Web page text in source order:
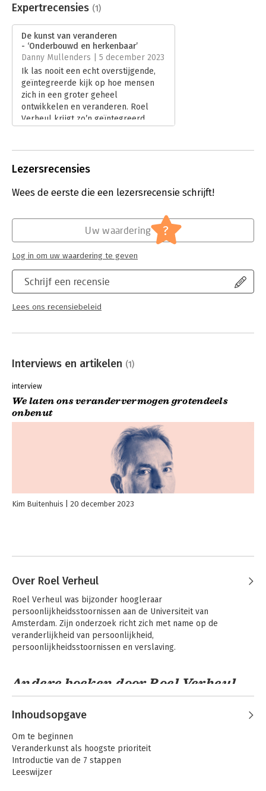
Bestandsformaat:
epub
Uitgever:
Druk:
1
Verschijningsdatum:
19-10-2023
Hoofdrubriek: Persoonlijke effectiviteit
Expertrecensies (1)
De kunst van veranderen
- ‘Onderbouwd en herkenbaar’
Danny Mullenders | 5 december 2023
Ik las nooit een echt overstijgende,
geïntegreerde kijk op hoe mensen
zich in een groter geheel
ontwikkelen en veranderen. Roel
Verheul krijgt zo’n geïntegreerd
Lees verder
Lezersrecensies
Wees de eerste die een lezersrecensie schrijft!
Schrijf een recensie
Lees ons recensiebeleid
Uw waardering ?
Log in om uw waardering te geven
Interviews en artikelen (1)
interview
We laten ons verandervermogen grotendeels
onbenut
Kim Buitenhuis 20 december 2023
Over Roel Verheul
Roel Verheul was bijzonder hoogleraar
persoonlijkheidsstoornissen aan de Universiteit van
Amsterdam. Zijn onderzoek richt zich met name op de
veranderlijkheid van persoonlijkheid,
persoonlijkheidsstoornissen en verslaving.
Andere boeken door Roel Verheul
Inhoudsopgave
Om te beginnen
Veranderkunst als hoogste prioriteit
Introductie van de 7 stappen
Leeswijzer